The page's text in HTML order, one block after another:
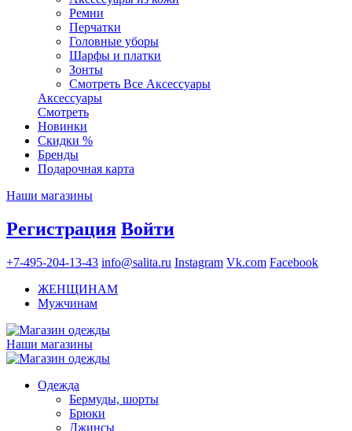
Ремни
Перчатки
Головные уборы
Шарфы и платки
Зонты
Смотреть Все Аксессуары
Аксессуары
Смотреть
Новинки
Скидки %
Бренды
Подарочная карта
Наши магазины
Регистрация Войти
+7-495-204-13-43 info@salita.ru Instagram Vk.com Facebook
ЖЕНЩИНАМ
Мужчинам
Наши магазины
Одежда
Бермуды, шорты
Брюки
Джинсы